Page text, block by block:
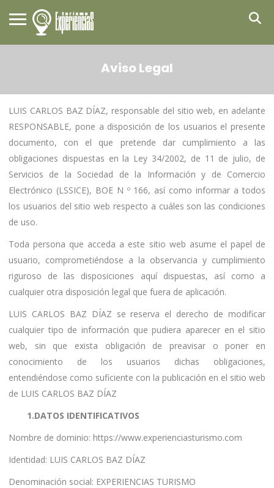
Aviso Legal
LUIS CARLOS BAZ DÍAZ, responsable del sitio web, en adelante
RESPONSABLE, pone a disposición de los usuarios el presente
documento, con el que pretende dar cumplimiento a las
obligaciones dispuestas en la Ley 34/2002, de 11 de julio, de
Servicios de la Sociedad de la Información y de Comercio
Electrónico (LSSICE), BOE N º 166, así como informar a todos
los usuarios del sitio web respecto a cuáles son las condiciones
de uso.
Toda persona que acceda a este sitio web asume el papel de
usuario, comprometiéndose a la observancia y cumplimiento
riguroso de las disposiciones aquí dispuestas, así como a
cualquier otra disposición legal que fuera de aplicación.
LUIS CARLOS BAZ DÍAZ se reserva el derecho de modificar
cualquier tipo de información que pudiera aparecer en el sitio
web, sin que exista obligación de preavisar o poner en
conocimiento de los usuarios dichas obligaciones,
entendiéndose como suficiente con la publicación en el sitio web
de LUIS CARLOS BAZ DÍAZ
1.DATOS IDENTIFICATIVOS
Nombre de dominio: https://www.experienciasturismo.com
Identidad: LUIS CARLOS BAZ DÍAZ
Denominación social: EXPERIENCIAS TURISMO